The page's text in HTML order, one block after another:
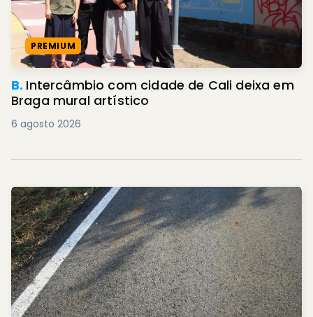
PREMIUM
B. Intercâmbio com cidade de Cali deixa em
Braga mural artístico
6 agosto 2026